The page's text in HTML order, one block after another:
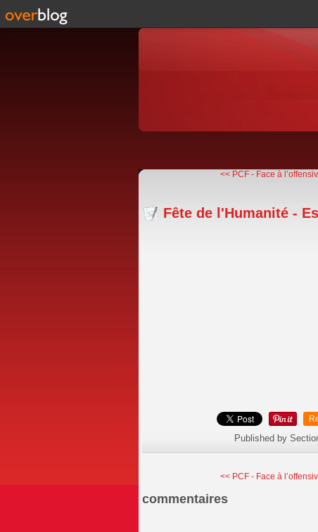
<< PCF - Face à
Fête de l'Humanité -
Published by
<< PCF - Face à
commentaires